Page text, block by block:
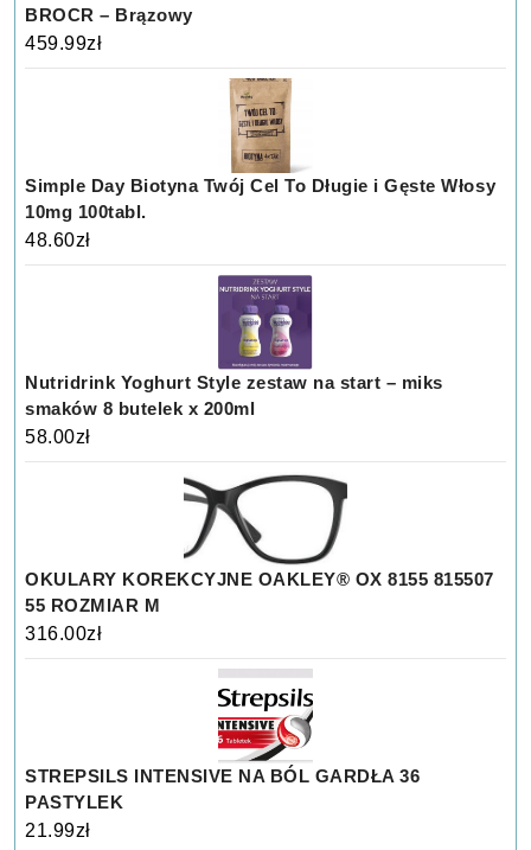
BROCR – Brązowy
459.99zł
Simple Day Biotyna Twój Cel To Długie i Gęste Włosy
10mg 100tabl.
48.60zł
Nutridrink Yoghurt Style zestaw na start – miks
smaków 8 butelek x 200ml
58.00zł
OKULARY KOREKCYJNE OAKLEY® OX 8155 815507
55 ROZMIAR M
316.00zł
STREPSILS INTENSIVE NA BÓL GARDŁA 36
PASTYLEK
21.99zł